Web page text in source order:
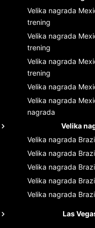
Velika nagrada
trening
Velika nagrada
trening
Velika nagrada
trening
Velika nagrada
Velika nagrada
nagrada
Velika
Velika nagrada
Velika nagrada
Velika nagrada
Velika nagrada
Velika nagrada
Las